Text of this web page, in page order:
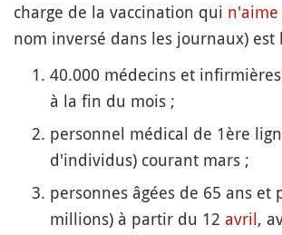
charge de la vaccination qui n'aime
nom inversé dans les journaux) est
40.000 médecins et
à la fin du mois ;
personnel médical de 1ère
d'individus) courant mars ;
personnes âgées de 65 ans et
millions) à partir du 12 avril,